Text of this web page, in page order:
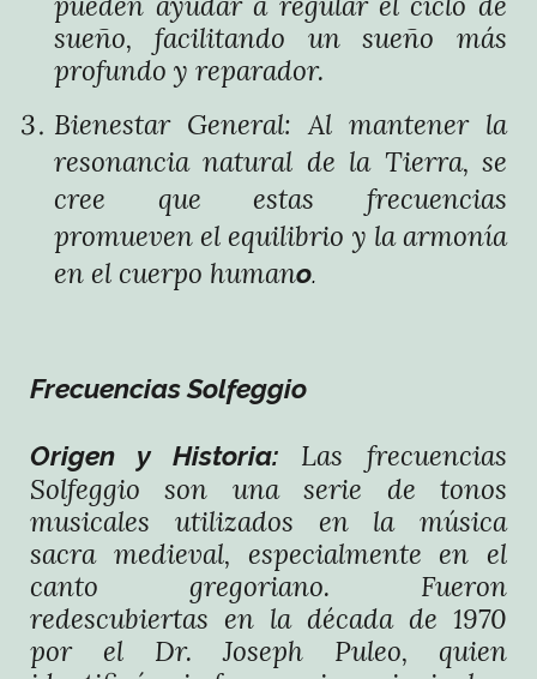
sueño, facilitando un sueño más
profundo y reparador.
Bienestar General: Al mantener la
resonancia natural de la Tierra, se
cree que estas frecuencias
promueven el equilibrio y la armonía
en el cuerpo humano.
Frecuencias Solfeggio
Origen y Historia: Las frecuencias
Solfeggio son una serie de tonos
musicales utilizados en la música
sacra medieval, especialmente en el
canto gregoriano. Fueron
redescubiertas en la década de 1970
por el Dr. Joseph Puleo, quien